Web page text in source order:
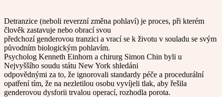
Detranzice (neboli reverzní změna pohlaví) je proces, při kterém
člověk zastavuje nebo obrací svou
předchozí genderovou tranzici a vrací se k životu v souladu se svým
původním biologickým pohlavím.
Psycholog Kenneth Einhorn a chirurg Simon Chin byli u
Nejvyššího soudu státu New York shledáni
odpovědnými za to, že ignorovali standardy péče a procedurální
opatření tím, že na nezletilou osobu vyvíjeli tlak, aby řešila
genderovou dysforii trvalou operací, rozhodla porota.